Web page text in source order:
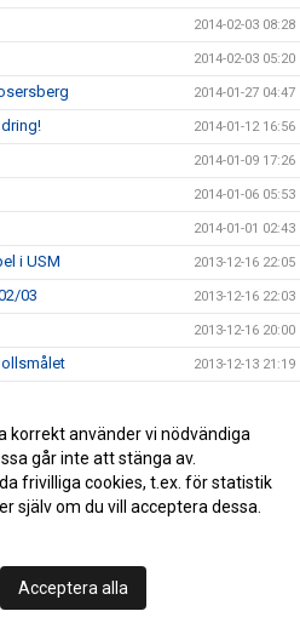
2014-02-03 08:28
2014-02-03 05:20
2014-01-27 04:47
2014-01-12 16:56
2014-01-09 17:26
2014-01-06 05:53
2014-01-01 02:43
i USM 2013-12-16 22:05
03 2013-12-16 22:03
2013-12-16 20:00
2013-12-13 21:19
2013-11-29 09:33
Upplandsserien 2013-11-28 18:47
2013-11-26 08:39
korrekt använder vi nödvändiga
går inte att stänga av.
frivilliga cookies, t.ex. för statistik
själv om du vill acceptera dessa.
Acceptera alla